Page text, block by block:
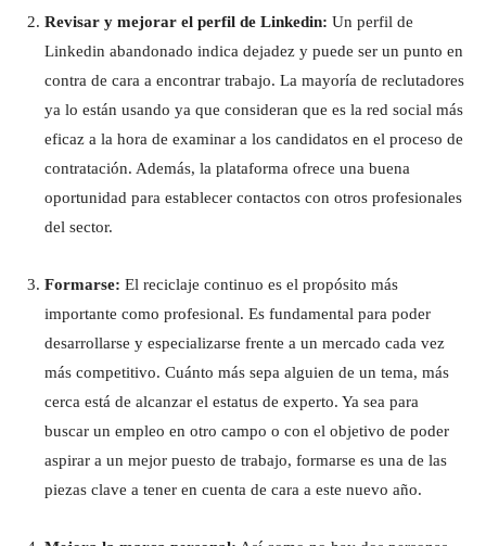
Revisar y mejorar el perfil de Linkedin: Un perfil de
Linkedin abandonado indica dejadez y puede ser un punto en
contra de cara a encontrar trabajo. La mayoría de reclutadores
ya lo están usando ya que consideran que es la red social más
eficaz a la hora de examinar a los candidatos en el proceso de
contratación. Además, la plataforma ofrece una buena
oportunidad para establecer contactos con otros profesionales
del sector.
Formarse: El reciclaje continuo es el propósito más
importante como profesional. Es fundamental para poder
desarrollarse y especializarse frente a un mercado cada vez
más competitivo. Cuánto más sepa alguien de un tema, más
cerca está de alcanzar el estatus de experto. Ya sea para
buscar un empleo en otro campo o con el objetivo de poder
aspirar a un mejor puesto de trabajo, formarse es una de las
piezas clave a tener en cuenta de cara a este nuevo año.